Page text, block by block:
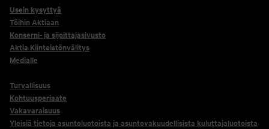
Usein kysyttyä
Töihin Aktiaan
Konserni- ja sijoittajasivusto
Aktia Kiinteistönvälitys
Medialle
Turvallisuus
Kohtuusperiaate
Vakavaraisuus
Yleisiä tietoja asuntoluotoista ja asuntovakuudellisista kuluttajaluotoista